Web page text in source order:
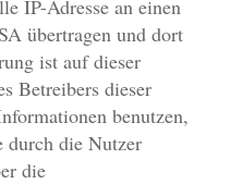
IP-Adresse an einen
übertragen und dort
ist auf dieser
Betreibers dieser
benutzen,
durch die Nutzer
die